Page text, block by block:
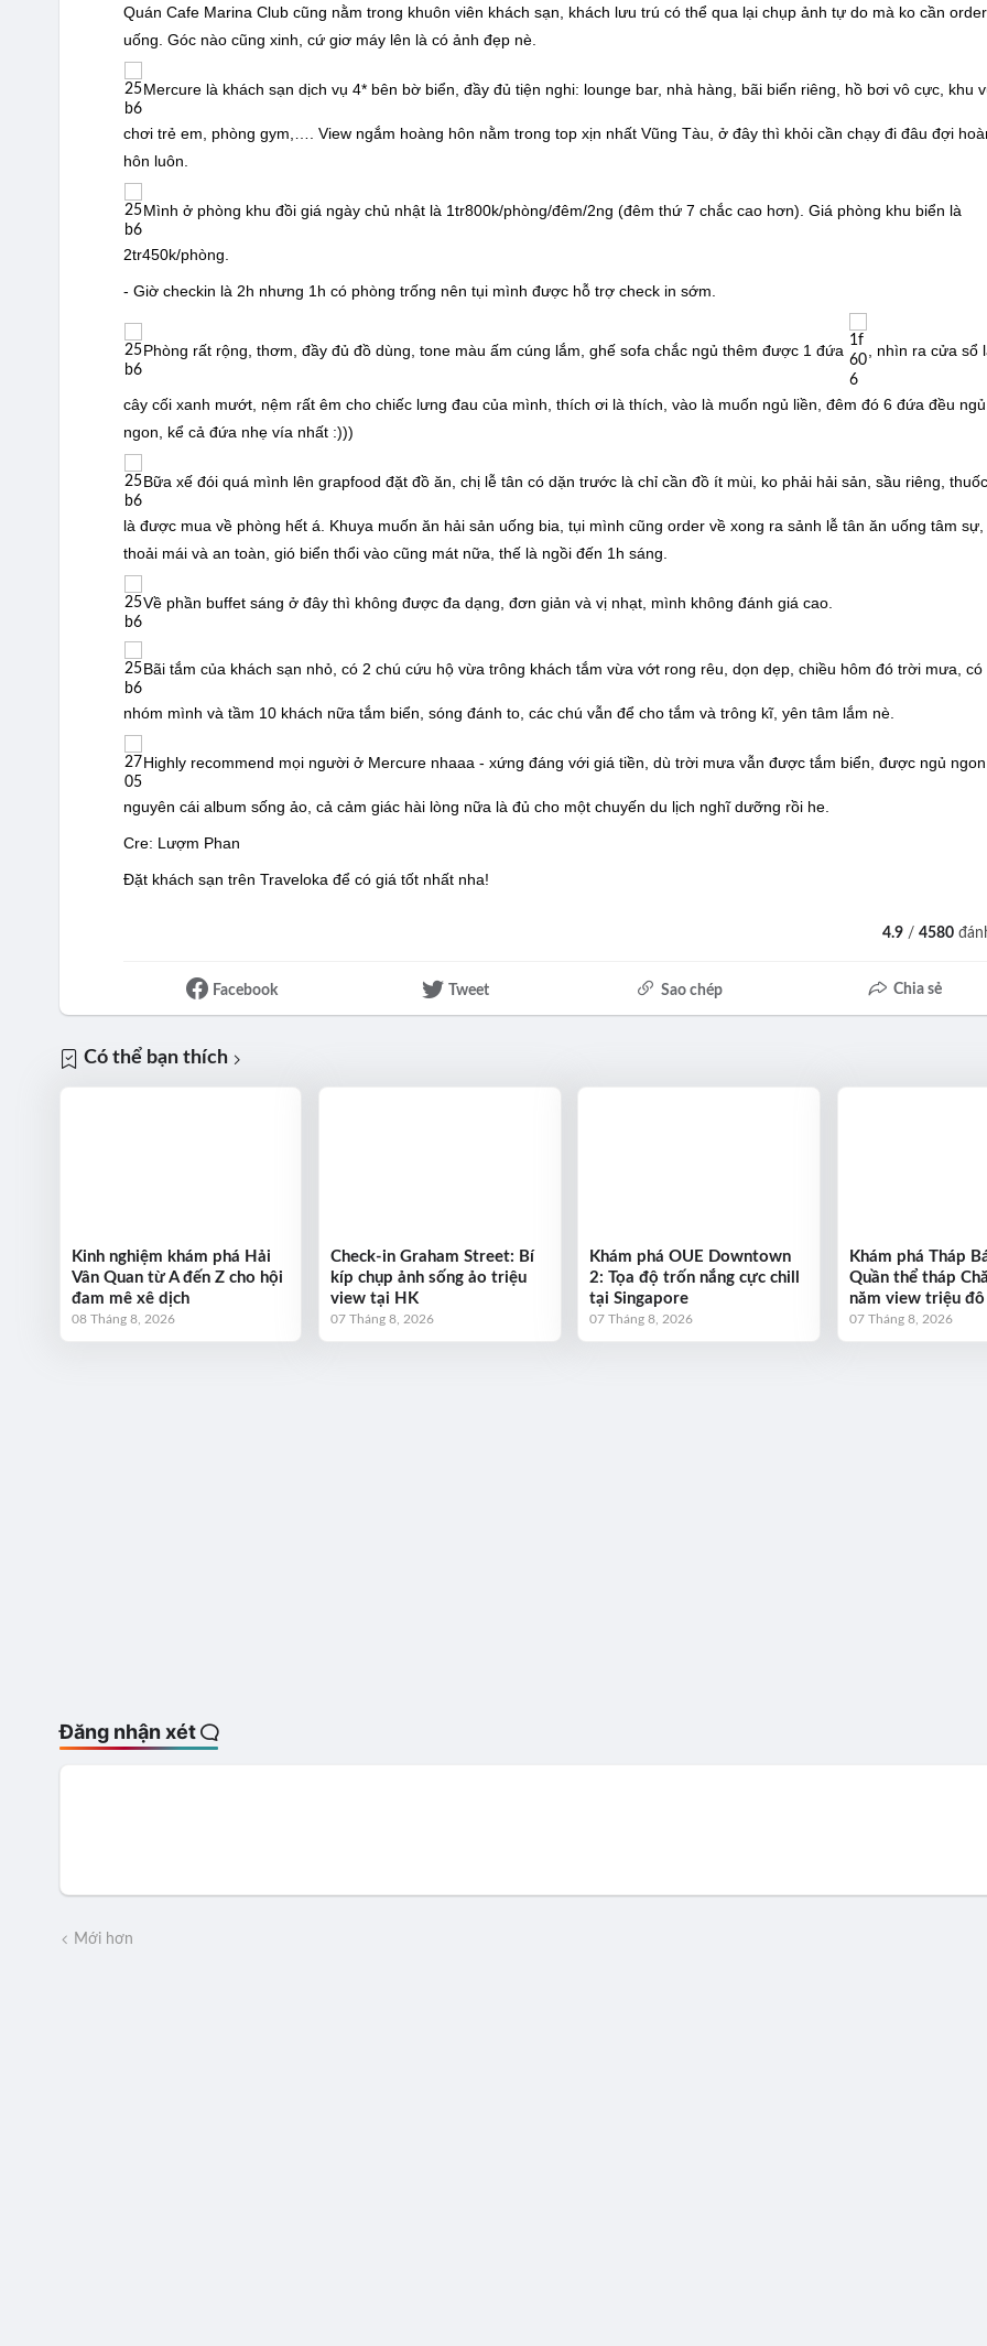
Quán Cafe Marina Club cũng nằm trong khuôn viên khách sạn, khách lưu trú có thể qua lại chụp ảnh tự do mà ko cần
uống. Góc nào cũng xinh, cứ giơ máy lên là có ảnh đẹp nè.
Mercure là khách sạn dịch vụ 4* bên bờ biển, đầy đủ tiện nghi: lounge bar, nhà hàng, bãi biển riêng, hồ bơi vô cực, khu
chơi trẻ em, phòng gym,…. View ngắm hoàng hôn nằm trong top xịn nhất Vũng Tàu, ở đây thì khỏi cần chạy đi đâu đợi
hôn luôn.
Mình ở phòng khu đồi giá ngày chủ nhật là 1tr800k/phòng/đêm/2ng (đêm thứ 7 chắc cao hơn). Giá phòng khu biển là
2tr450k/phòng.
- Giờ checkin là 2h nhưng 1h có phòng trống nên tụi mình được hỗ trợ check in sớm.
Phòng rất rộng, thơm, đầy đủ đồ dùng, tone màu ấm cúng lắm, ghế sofa chắc ngủ thêm được 1 đứa , nhìn ra cửa sổ
cây cối xanh mướt, nệm rất êm cho chiếc lưng đau của mình, thích ơi là thích, vào là muốn ngủ liền, đêm đó 6 đứa đều ngủ
ngon, kể cả đứa nhẹ vía nhất :)))
Bữa xế đói quá mình lên grapfood đặt đồ ăn, chị lễ tân có dặn trước là chỉ cần đồ ít mùi, ko phải hải sản, sầu riêng,
là được mua về phòng hết á. Khuya muốn ăn hải sản uống bia, tụi mình cũng order về xong ra sảnh lễ tân ăn uống tâm sự,
thoải mái và an toàn, gió biển thổi vào cũng mát nữa, thế là ngồi đến 1h sáng.
Về phần buffet sáng ở đây thì không được đa dạng, đơn giản và vị nhạt, mình không đánh giá cao.
Bãi tắm của khách sạn nhỏ, có 2 chú cứu hộ vừa trông khách tắm vừa vớt rong rêu, dọn dẹp, chiều hôm đó trời mưa, có
nhóm mình và tầm 10 khách nữa tắm biển, sóng đánh to, các chú vẫn để cho tắm và trông kĩ, yên tâm lắm nè.
Highly recommend mọi người ở Mercure nhaaa - xứng đáng với giá tiền, dù trời mưa vẫn được tắm biển, được ngủ
nguyên cái album sống ảo, cả cảm giác hài lòng nữa là đủ cho một chuyến du lịch nghĩ dưỡng rồi he.
Cre: Lượm Phan
Đặt khách sạn trên Traveloka để có giá tốt nhất nha!
4.9 /4580
Facebook Tweet Sao chép Chia sẻ
Có thể bạn thích
Kinh nghiệm khám phá Hải
Vân Quan từ A đến Z cho hội
đam mê xê dịch
08 Tháng 8, 2026
Check-in Graham Street: Bí
kíp chụp ảnh sống ảo triệu
view tại HK
07 Tháng 8, 2026
Khám phá OUE Downtown
2: Tọa độ trốn nắng cực chill
tại Singapore
07 Tháng 8, 2026
Khám phá Tháp
Quần thể tháp
năm view triệu đô
07 Tháng 8, 2026
Đăng nhận xét
Mới hơn